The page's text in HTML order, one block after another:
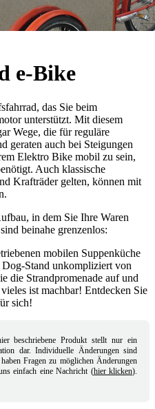
e-Bike
das Sie beim
unterstützt. Mit diesem
Wege, die für reguläre
geraten auch bei Steigungen
Elektro Bike mobil zu sein,
Auch klassische
Krafträder gelten, können mit
in dem Sie Ihre Waren
beinahe grenzenlos:
mobilen Suppenküche
Stand unkompliziert von
die Strandpromenade auf und
ist machbar! Entdecken Sie
sich!
beschriebene Produkt stellt nur ein
dar. Individuelle Änderungen sind
Fragen zu möglichen Änderungen
einfach eine Nachricht(hier klicken).